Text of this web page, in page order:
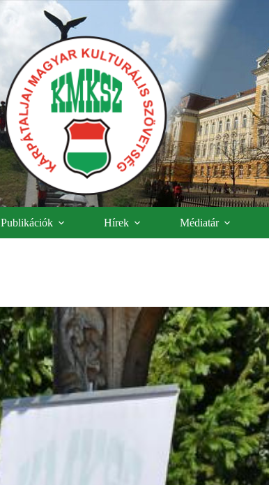
Publikációk Hírek Médiatár